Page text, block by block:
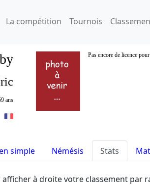
La compétition Tournois
Pas encore de licence
ans
simple Némésis Stats
afficher à droite votre classement par